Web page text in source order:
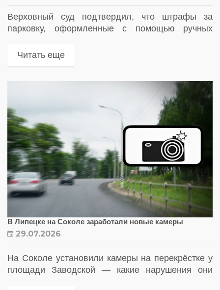
Верховный суд подтвердил, что штрафы за
парковку, оформленные с помощью ручных
закона. Однако региональные власти по-
Читать еще
В Липецке на Соколе заработали новые камеры
29.07.2026
На Соколе установили камеры на перекрёстке у
площади Заводской — какие нарушения они